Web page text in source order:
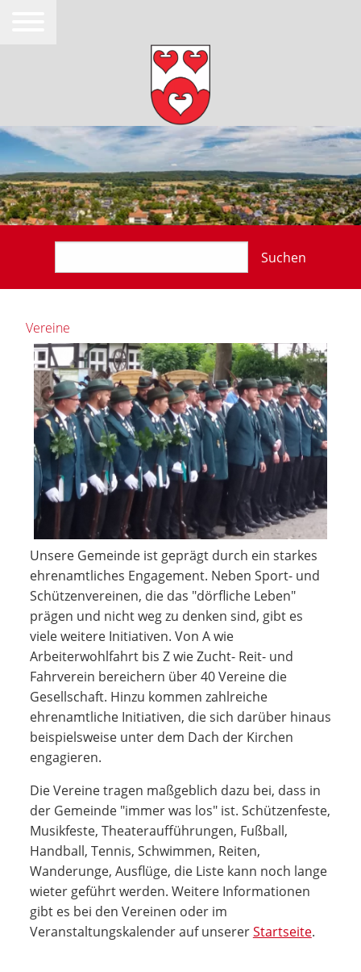
Suchen
Vereine
Unsere Gemeinde ist geprägt durch ein starkes
ehrenamtliches Engagement. Neben Sport- und
Schützenvereinen, die das "dörfliche Leben"
prägen und nicht weg zu denken sind, gibt es
viele weitere Initiativen. Von A wie
Arbeiterwohlfahrt bis Z wie Zucht- Reit- und
Fahrverein bereichern über 40 Vereine die
Gesellschaft. Hinzu kommen zahlreiche
ehrenamtliche Initiativen, die sich darüber hinaus
beispielsweise unter dem Dach der Kirchen
engagieren.
Die Vereine tragen maßgeblich dazu bei, dass in
der Gemeinde "immer was los" ist. Schützenfeste,
Musikfeste, Theateraufführungen, Fußball,
Handball, Tennis, Schwimmen, Reiten,
Wanderunge, Ausflüge, die Liste kann noch lange
wieter geführt werden. Weitere Informationen
gibt es bei den Vereinen oder im
Veranstaltungskalender auf unsererStartseite.